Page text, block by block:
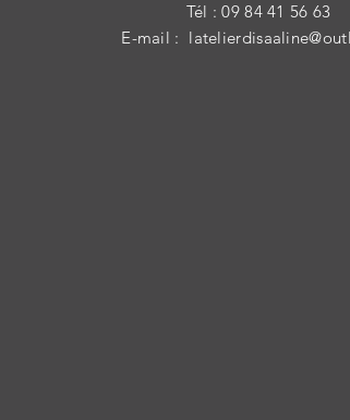
Tél : 09 84 41 56 63
E-mail :